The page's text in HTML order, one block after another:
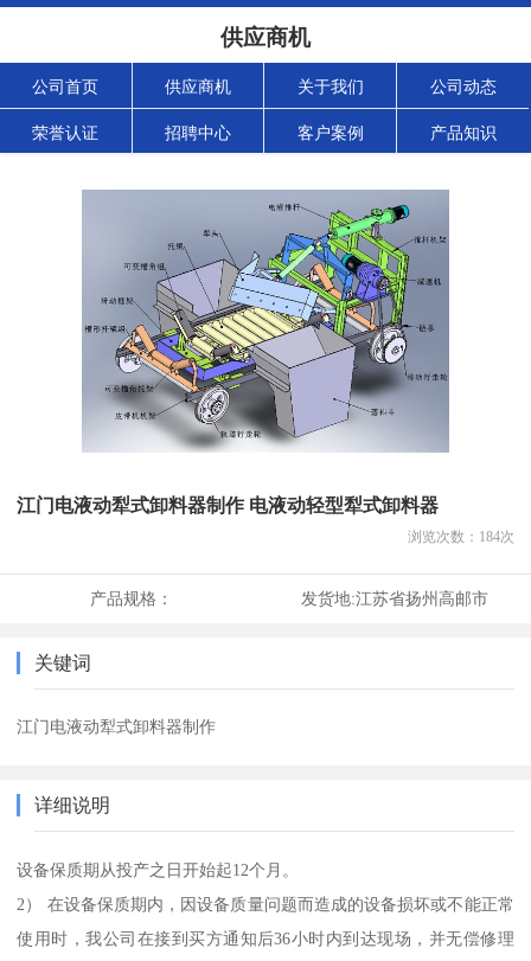
供应商机
公司首页 供应商机 关于我们 公司动态
荣誉认证 招聘中心 客户案例 产品知识
江门电液动犁式卸料器制作 电液动轻型犁式卸料器
浏览次数： 184次
产品规格： 发货地:江苏省扬州高邮市
关键词
江门电液动犁式卸料器制作
详细说明
设备保质期从投产之日开始起12个月。
2） 在设备保质期内，因设备质量问题而造成的设备损坏或不能正常
使用时，我公司在接到买方通知后36小时内到达现场，并无偿修理